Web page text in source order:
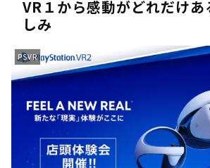
《人気No.1は誰だ？》順位でまさかの下
《未だ謎多きキャラ達の順位》：「女神
《アニメ2期＆3期が強い》「神技のレヴ
《強者達が上位に立ち並ぶ》「一級魔法
36歳の彼女と結婚したいのに、家族が猛
【ホロライブ】アキロゼARK2次会ゴッフ
VR１から感動がどれだけ
しみ
PSVR